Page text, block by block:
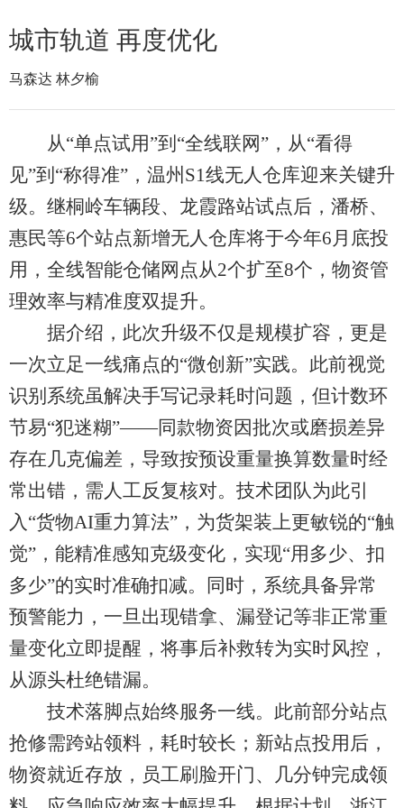
城市轨道 再度优化
马森达 林夕榆
从“单点试用”到“全线联网”，从“看得
见”到“称得准”，温州S1线无人仓库迎来关键升
级。继桐岭车辆段、龙霞路站试点后，潘桥、
惠民等6个站点新增无人仓库将于今年6月底投
用，全线智能仓储网点从2个扩至8个，物资管
理效率与精准度双提升。
据介绍，此次升级不仅是规模扩容，更是
一次立足一线痛点的“微创新”实践。此前视觉
识别系统虽解决手写记录耗时问题，但计数环
节易“犯迷糊”——同款物资因批次或磨损差异
存在几克偏差，导致按预设重量换算数量时经
常出错，需人工反复核对。技术团队为此引
入“货物AI重力算法”，为货架装上更敏锐的“触
觉”，能精准感知克级变化，实现“用多少、扣
多少”的实时准确扣减。同时，系统具备异常
预警能力，一旦出现错拿、漏登记等非正常重
量变化立即提醒，将事后补救转为实时风控，
从源头杜绝错漏。
技术落脚点始终服务一线。此前部分站点
抢修需跨站领料，耗时较长；新站点投用后，
物资就近存放，员工刷脸开门、几分钟完成领